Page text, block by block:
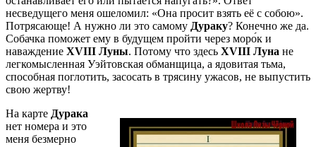
несведущего меня ошеломил: «Она просит взять её с собою».
Потрясающе! А нужно ли это самому Дураку? Конечно же да.
Собачка поможет ему в будущем пройти через моро́к и
наваждение XVIII Луны. Потому что здесь XVIII Луна не
легкомысленная Уэйтовская обманщица, а ядовитая тьма,
способная поглотить, засосать в трясину ужасов, не выпустить
свою жертву!
На карте Дурака
нет номера и это
меня безмерно